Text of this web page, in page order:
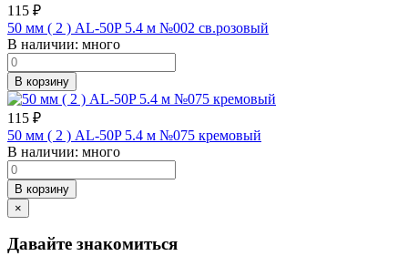
115 ₽
50 мм ( 2 ) AL-50P 5.4 м №002 св.розовый
В наличии: много
В корзину
115 ₽
50 мм ( 2 ) AL-50P 5.4 м №075 кремовый
В наличии: много
В корзину
×
Давайте знакомиться